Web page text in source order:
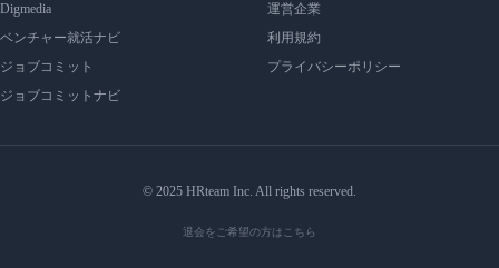
Digmedia
ベンチャー就活ナビ
ジョブコミット
ジョブコミットナビ
運営企業
利用規約
プライバシーポリシー
© 2025 HRteam Inc. All rights reserved.
退会をご希望の方はこちら